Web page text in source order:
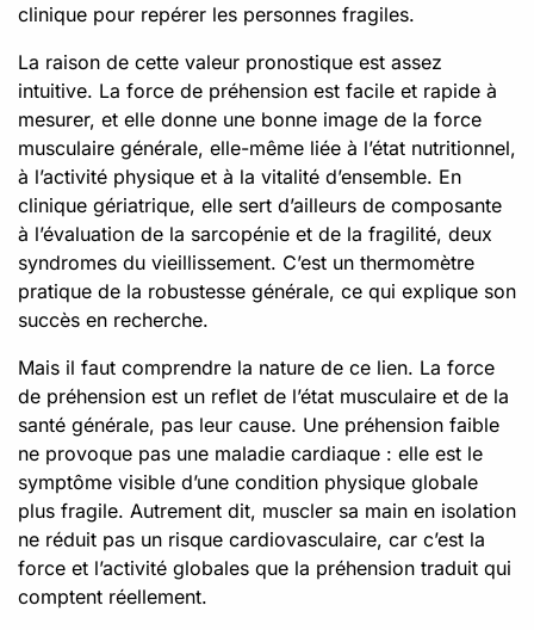
clinique pour repérer les personnes fragiles.
La raison de cette valeur pronostique est assez
intuitive. La force de préhension est facile et rapide à
mesurer, et elle donne une bonne image de la force
musculaire générale, elle-même liée à l’état nutritionnel,
à l’activité physique et à la vitalité d’ensemble. En
clinique gériatrique, elle sert d’ailleurs de composante
à l’évaluation de la sarcopénie et de la fragilité, deux
syndromes du vieillissement. C’est un thermomètre
pratique de la robustesse générale, ce qui explique son
succès en recherche.
Mais il faut comprendre la nature de ce lien. La force
de préhension est un reflet de l’état musculaire et de la
santé générale, pas leur cause. Une préhension faible
ne provoque pas une maladie cardiaque : elle est le
symptôme visible d’une condition physique globale
plus fragile. Autrement dit, muscler sa main en isolation
ne réduit pas un risque cardiovasculaire, car c’est la
force et l’activité globales que la préhension traduit qui
comptent réellement.